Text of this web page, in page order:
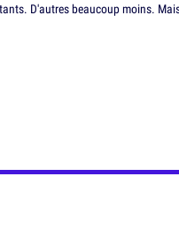
D'autres beaucoup moins.